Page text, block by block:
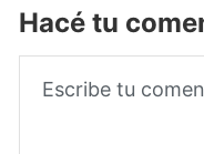
Hacé tu